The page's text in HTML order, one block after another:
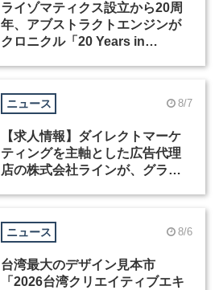
ライゾマティクス設立から20周
年、アブストラクトエンジンが
クロニクル「20 Years in
ニュース 8/7
【求人情報】ダイレクトマーケ
ティングを主軸とした広告代理
店の株式会社ラインが、グラフ
ニュース 8/6
台湾最大のデザイン見本市
「2026台湾クリエイティブエキ